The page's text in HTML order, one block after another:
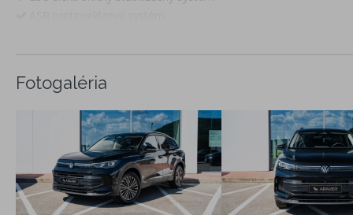
EBV elektronické rozdeľovanie brzdnej sily
EDS elektronická uzávierka diferenciálu
MSR regulácia krútiaceho momentu
Front Assist a City Brake - systém na sledovanie diania pred
vozidlom a systém núdzového brzdenia vozidla pri
hroziacom čelnom náraze
Pedestrian Recognition asistent rozpoznávania kolízie s
chodcom
Lane Assist - asistent zachovania jazdného pruhu
Fotogaléria